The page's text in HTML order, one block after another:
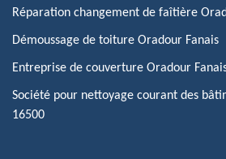
Réparation changement de faîtière
Démoussage de toiture Oradour Fanais
Entreprise de couverture Oradour
Société pour nettoyage courant des
16500